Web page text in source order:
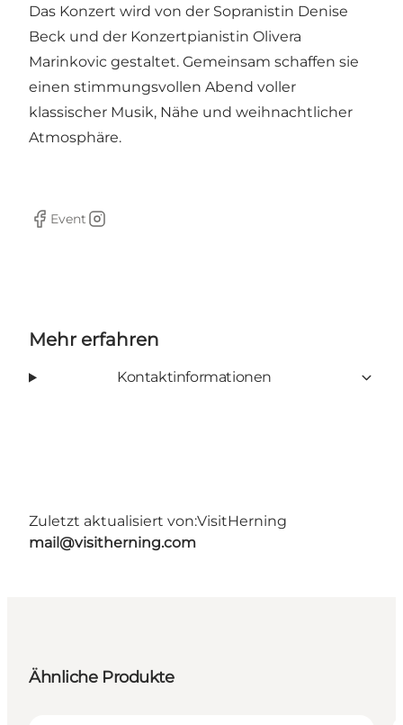
Das Konzert wird von der Sopranistin Denise
Beck und der Konzertpianistin Olivera
Marinkovic gestaltet. Gemeinsam schaffen sie
einen stimmungsvollen Abend voller
klassischer Musik, Nähe und weihnachtlicher
Atmosphäre.
Facebook
Event
Instagram
Mehr erfahren
Kontaktinformationen
Zuletzt aktualisiert von:VisitHerning
mail@visitherning.com
Ähnliche Produkte